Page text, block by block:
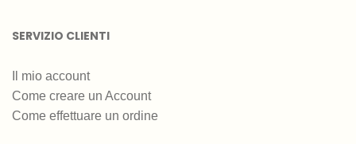
SERVIZIO CLIENTI
Il mio account
Come creare un Account
Come effettuare un ordine